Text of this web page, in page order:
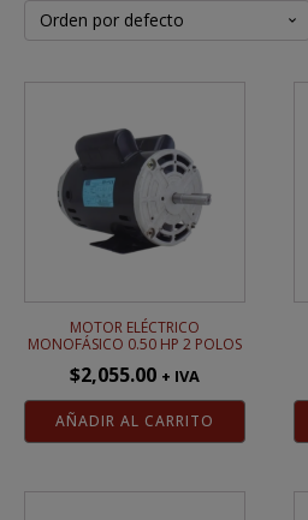
MOTOR ELÉCTRICO
MONOFÁSICO 0.50 HP 2 POLOS
$2,055.00 + IVA
AÑADIR AL CARRITO